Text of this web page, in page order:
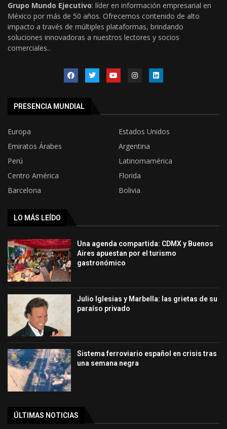
Grupo Mundo Ejecutivo: líder en información empresarial en
México por más de 50 años. Ofrecemos contenido de alto
impacto a través de múltiples plataformas, brindando
soluciones innovadoras a nuestros lectores y socios
comerciales..
PRESENCIA MUNDIAL
Europa
Estados Unidos
Emiratos Árabes
Argentina
Perú
Latinomamérica
Centro América
Florida
Barcelona
Bolivia
LO MÁS LEÍDO
Una agenda compartida: CDMX y Buenos
Aires apuestan por el turismo
gastronómico
Julio Iglesias y Marbella: las grietas de su
paraíso privado
Sistema ferroviario español en crisis tras
una semana negra
ÚLTIMAS NOTICIAS